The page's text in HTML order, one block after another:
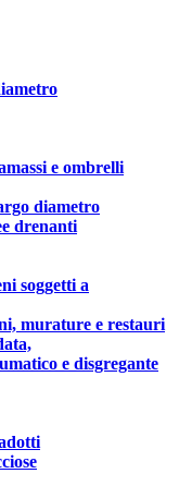
e ombrelli
diametro
drenanti
soggetti a
murature e restauri
e disgregante